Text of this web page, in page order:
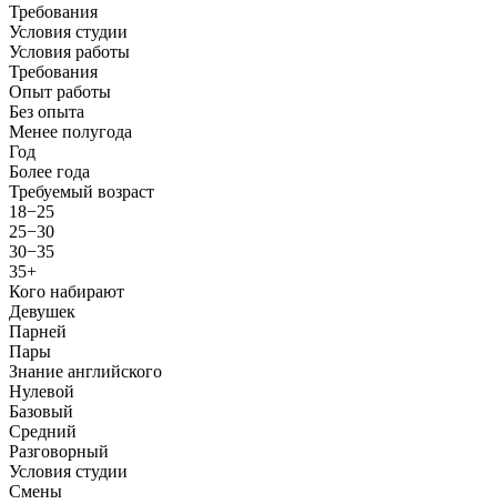
Требования
Условия студии
Условия работы
Требования
Опыт работы
Без опыта
Менее полугода
Год
Более года
Требуемый возраст
18−25
25−30
30−35
35+
Кого набирают
Девушек
Парней
Пары
Знание английского
Нулевой
Базовый
Средний
Разговорный
Условия студии
Смены